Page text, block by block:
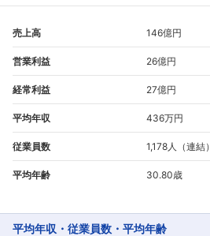
売上高 146億円
営業利益 26億円
経常利益 27億円
平均年収 436万円
従業員数 1,178人（連結）
平均年齢 30.80歳
平均年収・従業員数・平均年齢